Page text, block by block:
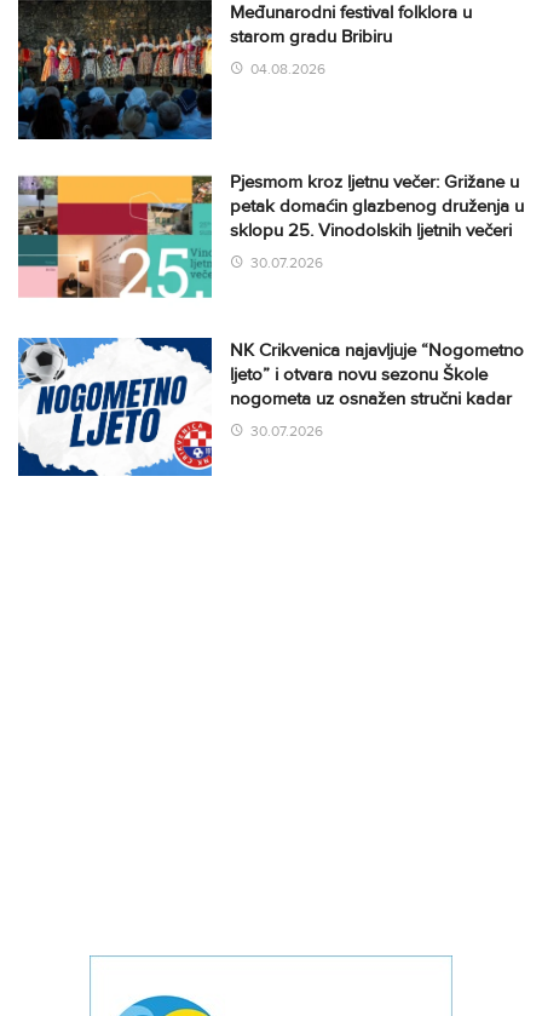
Međunarodni festival folklora u
starom gradu Bribiru
04.08.2026
Pjesmom kroz ljetnu večer: Grižane u
petak domaćin glazbenog druženja u
sklopu 25. Vinodolskih ljetnih večeri
30.07.2026
NK Crikvenica najavljuje “Nogometno
ljeto” i otvara novu sezonu Škole
nogometa uz osnažen stručni kadar
30.07.2026